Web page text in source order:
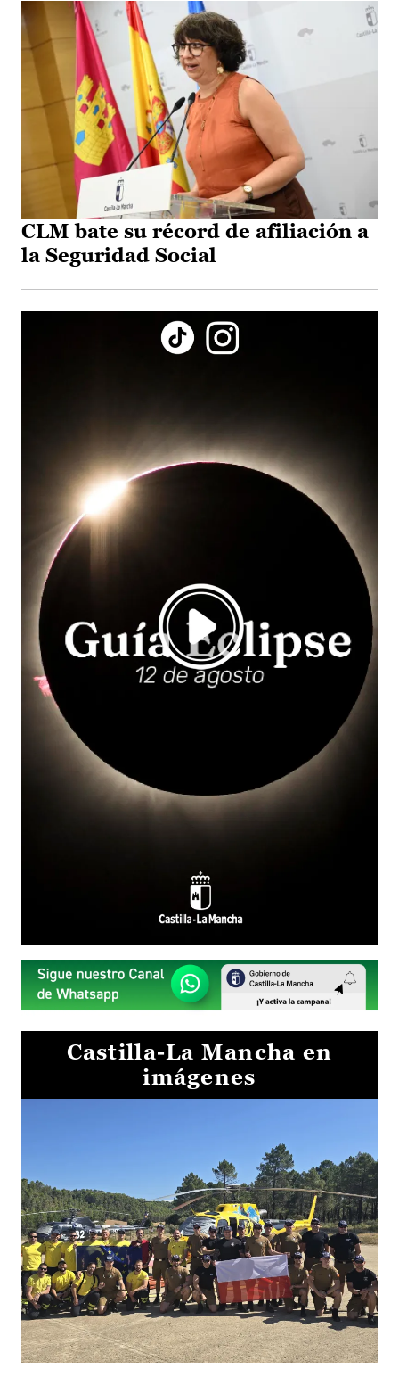
CLM bate su récord de afiliación a
la Seguridad Social
Castilla-La Mancha en
imágenes